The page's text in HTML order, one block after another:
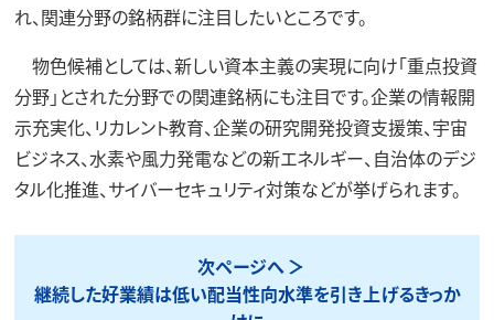
れ、関連分野の銘柄群に注目したいところです。
物色候補としては、新しい資本主義の実現に向け「重点投資
分野」とされた分野での関連銘柄にも注目です。企業の情報開
示充実化、リカレント教育、企業の研究開発投資支援策、宇宙
ビジネス、水素や風力発電などの新エネルギー、自治体のデジ
タル化推進、サイバーセキュリティ対策などが挙げられます。
次ページへ
継続した好業績は低い配当性向水準を引き上げるきっか